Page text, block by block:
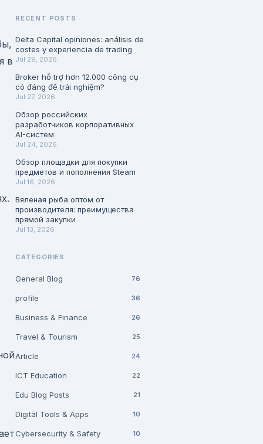
в
RECENT POSTS
Delta Capital opiniones: análisis de
costes y experiencia de trading
Jul 29, 2026
Broker hỗ trợ hơn 12.000 công cụ
có đáng để trải nghiệm?
Jul 27, 2026
Обзор российских
разработчиков корпоративных
AI-систем
Jul 24, 2026
Обзор площадки для покупки
предметов и пополнения Steam
Jul 16, 2026
Вяленая рыба оптом от
производителя: преимущества
прямой закупки
Jul 13, 2026
CATEGORIES
General Blog 76
profile 36
Business & Finance 26
Travel & Tourism 25
Article 24
ICT Education 22
Edu Blog Posts 21
Digital Tools & Apps 10
Cybersecurity & Safety 10